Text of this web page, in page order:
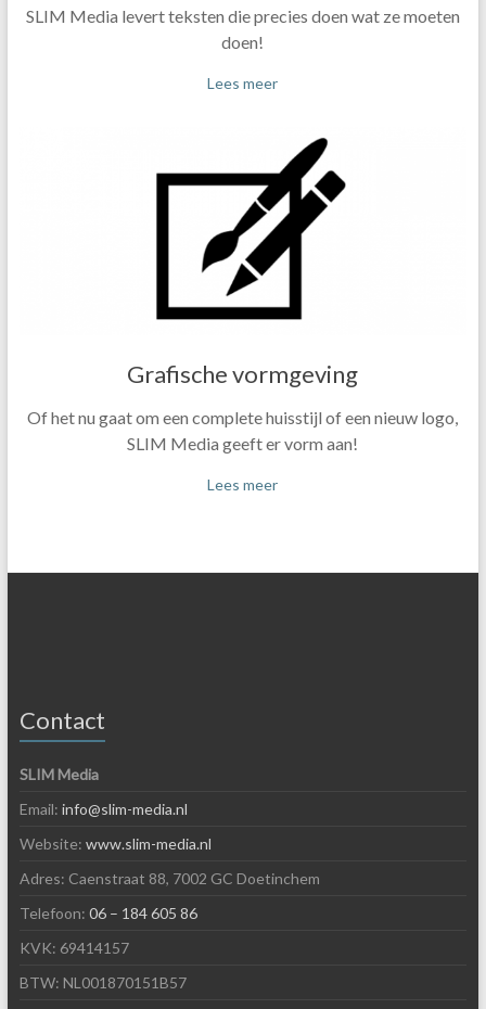
SLIM Media levert teksten die precies doen wat ze moeten
doen!
Lees meer
Grafische vormgeving
Of het nu gaat om een complete huisstijl of een nieuw logo,
SLIM Media geeft er vorm aan!
Lees meer
Contact
SLIM Media
Email: info@slim-media.nl
Website: www.slim-media.nl
Adres: Caenstraat 88, 7002 GC Doetinchem
Telefoon: 06 – 184 605 86
KVK: 69414157
BTW: NL001870151B57